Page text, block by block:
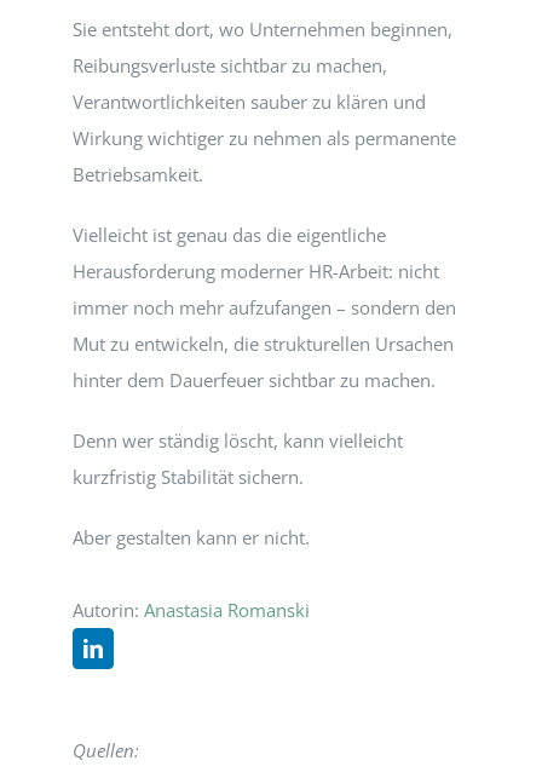
Sie entsteht dort, wo Unternehmen beginnen,
Reibungsverluste sichtbar zu machen,
Verantwortlichkeiten sauber zu klären und
Wirkung wichtiger zu nehmen als permanente
Betriebsamkeit.
Vielleicht ist genau das die eigentliche
Herausforderung moderner HR-Arbeit: nicht
immer noch mehr aufzufangen – sondern den
Mut zu entwickeln, die strukturellen Ursachen
hinter dem Dauerfeuer sichtbar zu machen.
Denn wer ständig löscht, kann vielleicht
kurzfristig Stabilität sichern.
Aber gestalten kann er nicht.
Autorin: Anastasia Romanski
Quellen: